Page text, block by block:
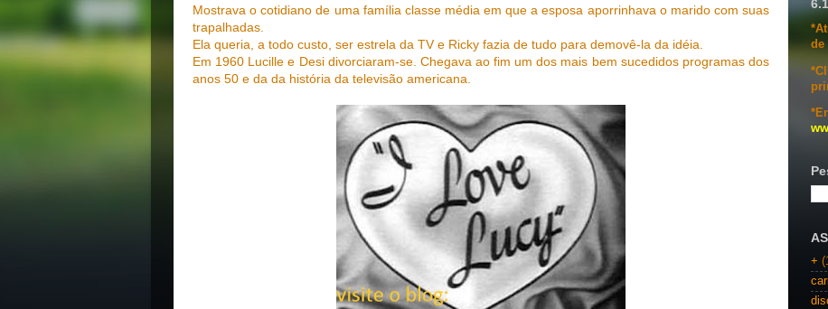
Mostrava o cotidiano de uma família classe média em que a esposa aporrinhava o marido com suas
trapalhadas.
Ela queria, a todo custo, ser estrela da TV e Ricky fazia de tudo para demovê-la da idéia.
Em 1960 Lucille e Desi divorciaram-se. Chegava ao fim um dos mais bem sucedidos programas dos
anos 50 e da da história da televisão americana.
de
+